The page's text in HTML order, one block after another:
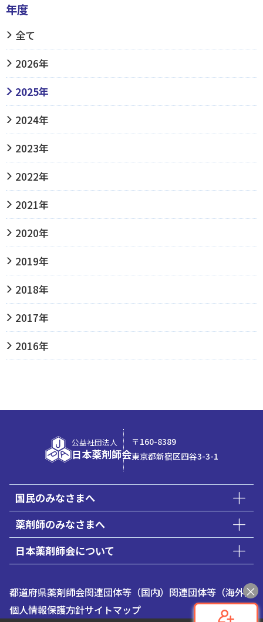
年度
全て
2026年
2025年
2024年
2023年
2022年
2021年
2020年
2019年
2018年
2017年
2016年
公益社団法人
日本薬剤師会
〒160-8389
東京都新宿区四谷3-3-1
国民のみなさまへ
薬剤師のみなさまへ
日本薬剤師会について
都道府県薬剤師会関連団体等（国内） 関連団体等（海外）
個人情報保護方針サイトマップ